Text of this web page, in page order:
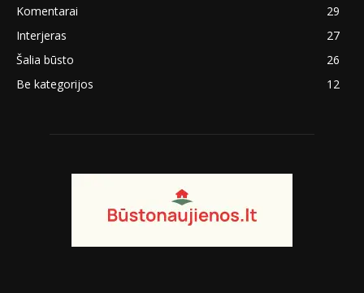
Komentarai
29
Interjeras
27
Šalia būsto
26
Be kategorijos
12